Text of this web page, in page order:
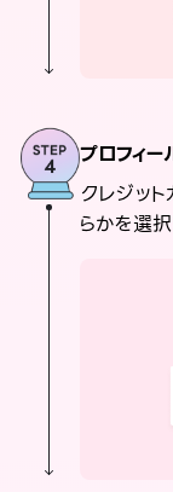
プロフィ
クレジッ
らかを選